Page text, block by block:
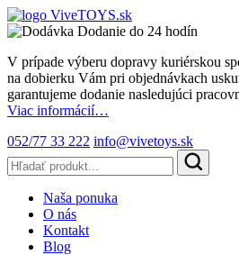
Dodanie do 24 hodín
V prípade výberu dopravy kuriérskou
na dobierku Vám pri objednávkach
garantujeme dodanie nasledujúci
Viac informácií…
052/77 33 222 info@vivetoys.sk
Naša ponuka
O nás
Kontakt
Blog